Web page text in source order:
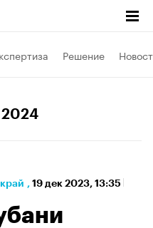
Решение
2024
, 19 дек 2023, 13:35